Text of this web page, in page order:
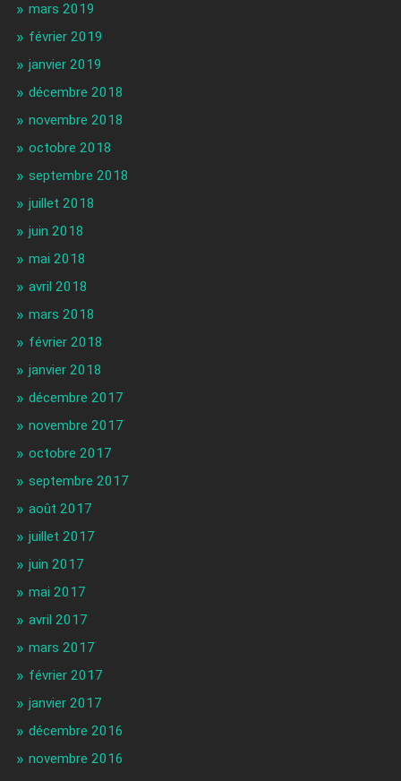
mars 2019
février 2019
janvier 2019
décembre 2018
novembre 2018
octobre 2018
septembre 2018
juillet 2018
juin 2018
mai 2018
avril 2018
mars 2018
février 2018
janvier 2018
décembre 2017
novembre 2017
octobre 2017
septembre 2017
août 2017
juillet 2017
juin 2017
mai 2017
avril 2017
mars 2017
février 2017
janvier 2017
décembre 2016
novembre 2016